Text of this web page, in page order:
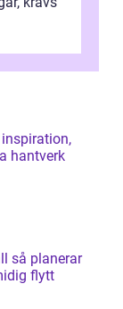
hantverk
flytt